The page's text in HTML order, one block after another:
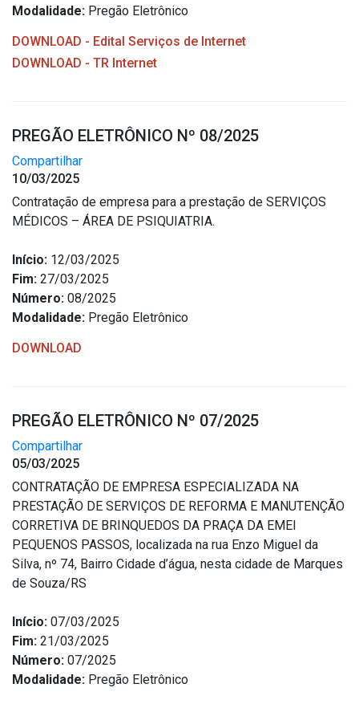
Modalidade: Pregão Eletrônico
DOWNLOAD - Edital Serviços de Internet
DOWNLOAD - TR Internet
PREGÃO ELETRÔNICO Nº 08/2025
Compartilhar
10/03/2025
Contratação de empresa para a prestação de SERVIÇOS
MÉDICOS – ÁREA DE PSIQUIATRIA.
Início: 12/03/2025
Fim: 27/03/2025
Número: 08/2025
Modalidade: Pregão Eletrônico
DOWNLOAD
PREGÃO ELETRÔNICO Nº 07/2025
Compartilhar
05/03/2025
CONTRATAÇÃO DE EMPRESA ESPECIALIZADA NA
PRESTAÇÃO DE SERVIÇOS DE REFORMA E MANUTENÇÃO
CORRETIVA DE BRINQUEDOS DA PRAÇA DA EMEI
PEQUENOS PASSOS, localizada na rua Enzo Miguel da
Silva, nº 74, Bairro Cidade d’água, nesta cidade de Marques
de Souza/RS
Início: 07/03/2025
Fim: 21/03/2025
Número: 07/2025
Modalidade: Pregão Eletrônico